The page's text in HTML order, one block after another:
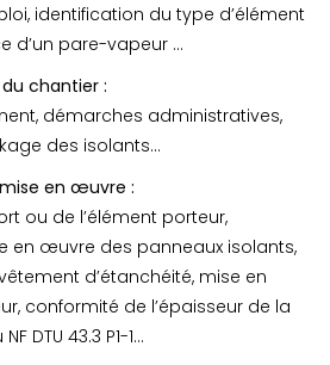
identification du type d’élément
d’un pare-vapeur …
chantier :
démarches administratives,
des isolants…
en œuvre :
ou de l’élément porteur,
en œuvre des panneaux isolants,
d’étanchéité, mise en
conformité de l’épaisseur de la
DTU 43.3 P1-1…